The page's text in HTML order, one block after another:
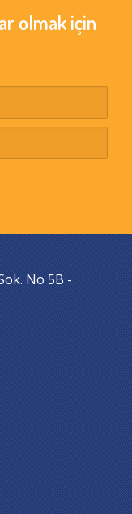
olmak için
No 5B -